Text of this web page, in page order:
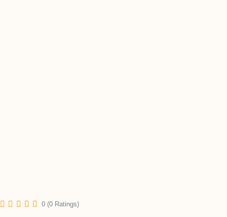
0 (0 Ratings)